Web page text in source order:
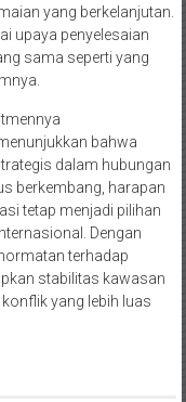
yang berkelanjutan.
upaya penyelesaian
sama seperti yang
bahwa
dalam hubungan
berkembang, harapan
tetap menjadi pilihan
Dengan
terhadap
stabilitas kawasan
yang lebih luas